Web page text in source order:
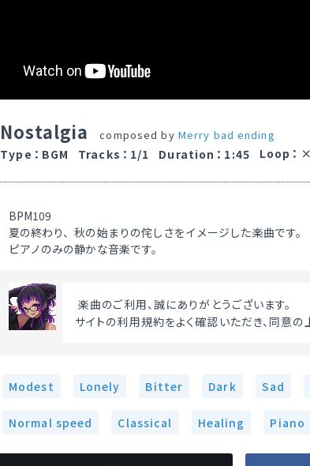
Nostalgia composed by Merry bad ending
Type ： BGM Tracks ： 1/1 Duration ： 1:45 Loop ：
BPM109
夏の終わり、秋の始まりの侘しさをイメージした楽曲です。
ピアノのみの静かな音楽です。
楽曲のご利用、誠にありがとうございます。
サイトの利用規約をよく確認いただき、同意の
Modest Lonely Bitter Dark Sad
Normal speed Classical Healing Piano